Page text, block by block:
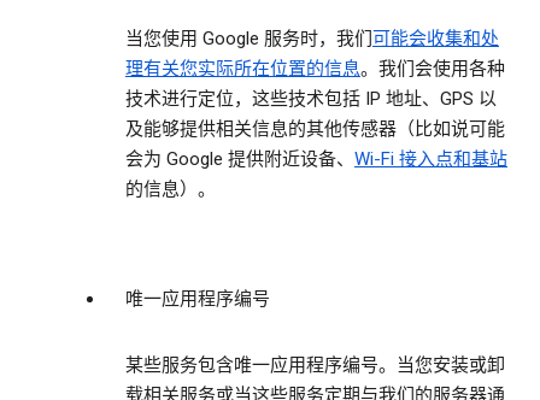
当您使用 Google 服务时，我们可能会收集和处
理有关您实际所在位置的信息。我们会使用各种
技术进行定位，这些技术包括 IP 地址、GPS 以
及能够提供相关信息的其他传感器（比如说可能
会为 Google 提供附近设备、 Wi-Fi 接入点和基站
的信息）。
唯一应用程序编号
某些服务包含唯一应用程序编号。当您安装或卸
载相关服务或当这些服务定期与我们的服务器通